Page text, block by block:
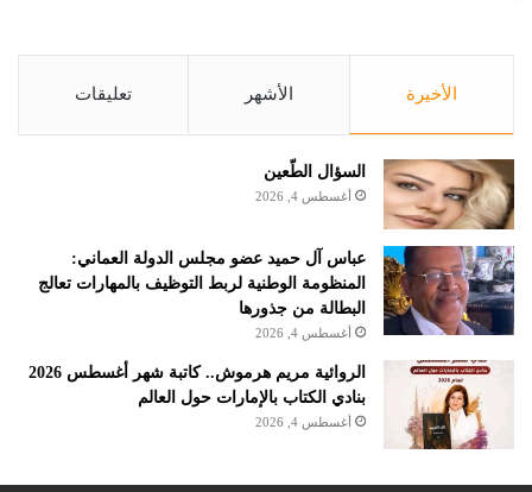
الأخيرة الأشهر تعليقات
السؤال الطّعين
أغسطس 4, 2026
عباس آل حميد عضو مجلس الدولة العماني:
المنظومة الوطنية لربط التوظيف بالمهارات تعالج
البطالة من جذورها
أغسطس 4, 2026
الروائية مريم هرموش.. كاتبة شهر أغسطس 2026
بنادي الكتاب بالإمارات حول العالم
أغسطس 4, 2026